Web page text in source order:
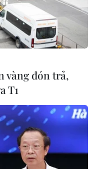
thông minh
vàng đón trả,
T1